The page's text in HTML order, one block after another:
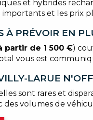
et hybrides
et les prix
À PRÉVOIR EN
partir de 1 500 €)
vous est
LARUE
sont rares et
volumes de